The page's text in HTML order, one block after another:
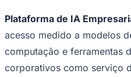
Plataforma de IA
acesso medido a modelos
computação e ferramentas
corporativos como serviço